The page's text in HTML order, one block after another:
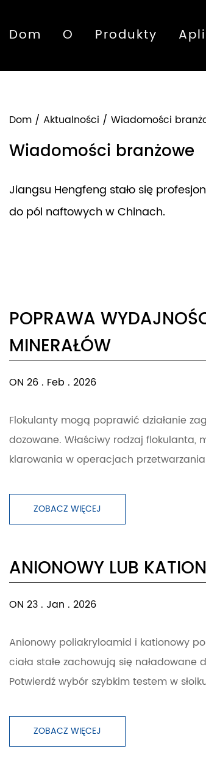
Dom O Produkty
Dom / Aktualności / Wiadomości
Wiadomości branżowe
Jiangsu Hengfeng stało się
do pól naftowych w Chinach.
POPRAWA
MINERAŁÓW
ON 26 . Feb . 2026
Flokulanty mogą poprawić działanie
dozowane. Właściwy rodzaj
klarowania w operacjach
ZOBACZ WIĘCEJ
ANIONOWY LUB
ON 23 . Jan . 2026
Anionowy poliakryloamid i kationowy
ciała stałe zachowują się
Potwierdź wybór szybkim testem w
ZOBACZ WIĘCEJ